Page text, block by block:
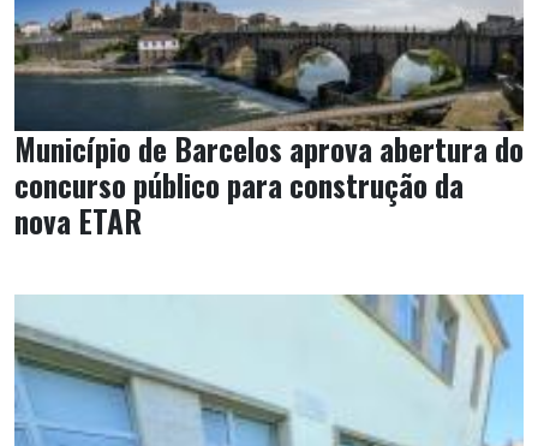
Município de Barcelos aprova abertura do
concurso público para construção da
nova ETAR